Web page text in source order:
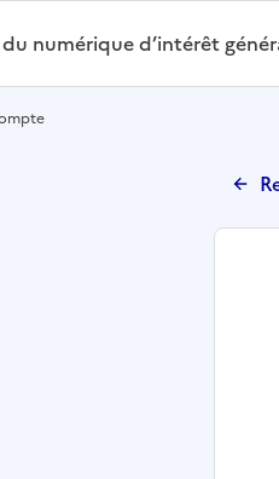
d’intérêt général-
du numérique d’intérêt